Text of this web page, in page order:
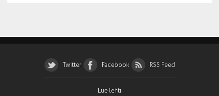
Twitter Facebook RSS Feed
Lue lehti